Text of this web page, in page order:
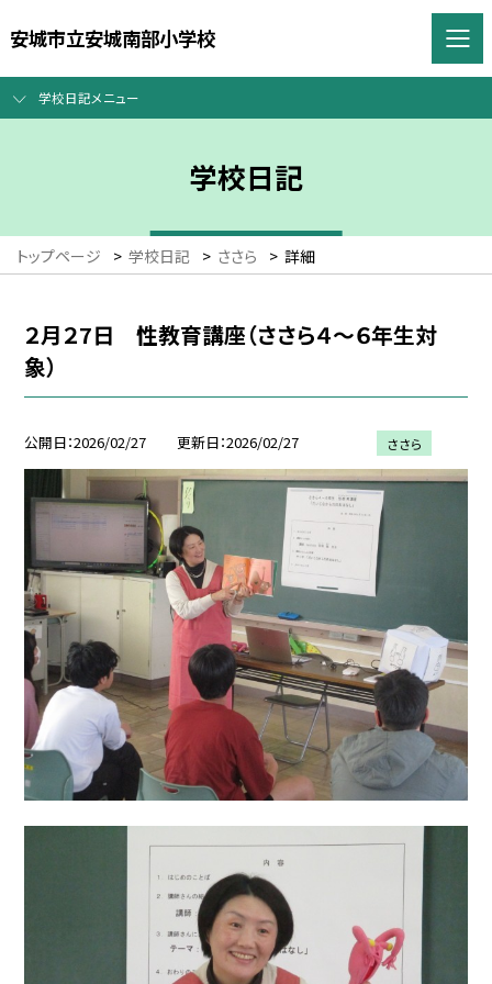
安城市立安城南部小学校
学校日記メニュー
学校日記
トップページ > 学校日記 > ささら > 詳細
２月２7日 性教育講座（ささら４～６年生対
象）
公開日 2026/02/27 更新日 2026/02/27 ささら